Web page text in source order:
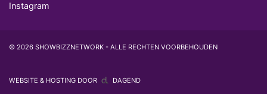
Instagram
© 2026 SHOWBIZZNETWORK - ALLE RECHTEN VOORBEHOUDEN
WEBSITE & HOSTING DOOR DAGEND